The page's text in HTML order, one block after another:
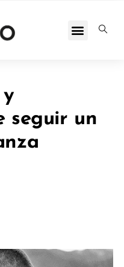
seguir un